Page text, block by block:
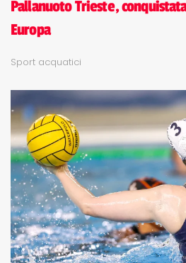
Pallanuoto Trieste,
Europa
Sport acquatici